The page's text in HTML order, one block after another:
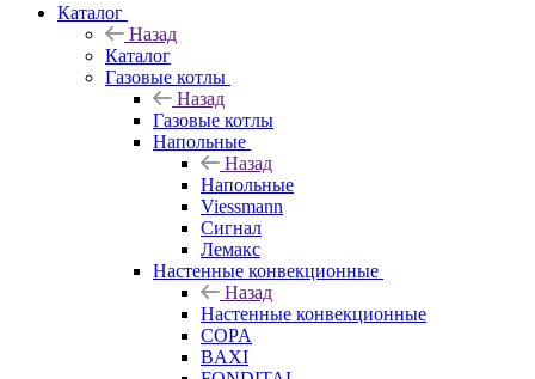
Каталог
Назад
Каталог
Газовые котлы
Назад
Газовые котлы
Напольные
Назад
Напольные
Viessmann
Сигнал
Лемакс
Настенные конвекционные
Назад
Настенные конвекционные
COPA
BAXI